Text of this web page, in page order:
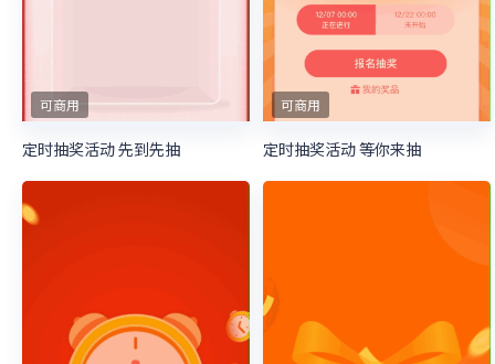
可商用
定时抽奖活动 先到先抽
可商用
定时抽奖活动 等你来抽